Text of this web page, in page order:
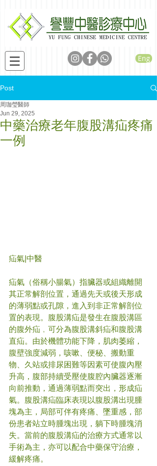
Eng
Post
中藥治療老年腹股溝疝疼痛
一例
周珈瑩醫師
Jun 29, 2025
疝氣 |中醫
疝氣（俗稱小腸氣）指臟器或組織離開
其正常解剖位置，通過先天或後天形成
的薄弱點或孔隙，進入到非正常解剖位
置的表現。腹股溝疝是發生在腹股溝區
的腹外疝﹐可分為腹股溝斜疝和腹股溝
直疝。由於機體功能下降，肌肉萎縮，
腹壁強度減弱，咳嗽、便秘、搬動重
物、久站或排尿困難等因素可使腹內壓
升高，腹部持續受壓使腹腔內臟器逐漸
向前推動，通過薄弱點而突出，形成疝
氣。腹股溝疝臨床表現以腹股溝出現腫
塊為主，局部可伴有疼痛、墜重感，部
份患者站立時腫塊出現，躺下時腫塊消
失。當前的腹股溝疝的治療方式通常以
手術為主，亦可以配合中藥保守治療，
緩解疼痛。